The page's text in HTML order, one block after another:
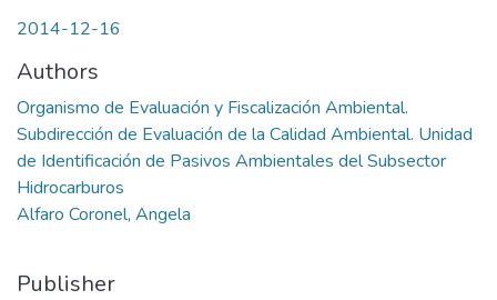
2014-12-16
Authors
Organismo de Evaluación y Fiscalización Ambiental.
Subdirección de Evaluación de la Calidad Ambiental. Unidad
de Identificación de Pasivos Ambientales del Subsector
Hidrocarburos
Alfaro Coronel, Angela
Publisher